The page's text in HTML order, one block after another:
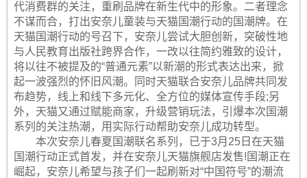
代消费群的关注，重刷品牌在新生代中的形象。二者理念
不谋而合，打出安奈儿童装与天猫国潮行动的国潮牌。在
天猫国潮行动的号召下，安奈儿尝试大胆创新，突破性地
与人民教育出版社跨界合作，一改以往简约雅致的设计，
将以往不被提及的“普通元素”以新潮的形式表达出来，掀
起一波强烈的怀旧风潮。同时天猫联合安奈儿品牌共同发
布趋势，线上和线下多元化、全方位的媒体宣传手段;另
外，天猫又通过赋能商家，升级营销玩法，引爆本次国潮
系列的关注热潮，用实际行动帮助安奈儿成功转型。
本次安奈儿春夏国潮联名系列，已于3月25日在天猫
国潮行动正式首发，并在安奈儿天猫旗舰店发售!国潮正在
崛起，安奈儿希望与孩子们一起刷新对“中国符号”的潮流